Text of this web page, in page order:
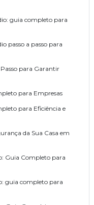
guia completo para
passo a passo para
Passo para Garantir
para Empresas
para Eficiência e
da Sua Casa em
Guia Completo para
guia completo para